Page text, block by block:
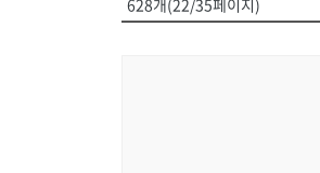
628개(22/35페이지)